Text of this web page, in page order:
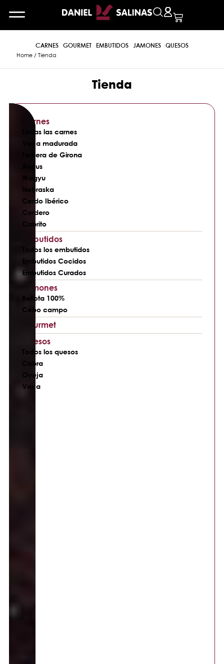
CARNES GOURMET EMBUTIDOS JAMONES QUESOS
Home/ Tienda
Tienda
Carnes
Todas las carnes
Vaca madurada
Ternera de Girona
Angus
Wagyu
Nebraska
Cerdo Ibérico
Cordero
Cabrito
Embutidos
Todos los embutidos
Embutidos Cocidos
Embutidos Curados
Jamones
Bellota 100%
Cebo campo
Gourmet
Quesos
Todos los quesos
Cabra
Oveja
Vaca